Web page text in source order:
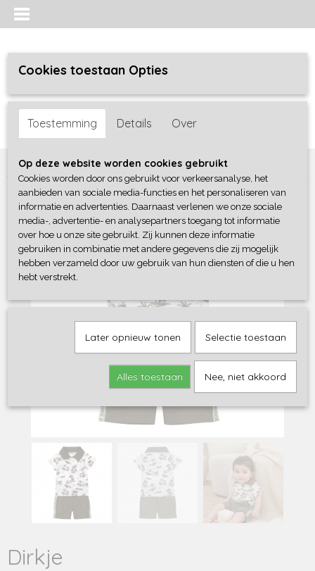
Inloggen Registreren
Home >Jongens baby>complete sets >Dirkje
Dirkje
Cookies toestaan Opties
Toestemming Details Over
Op deze website worden cookies gebruikt
Cookies worden door ons gebruikt voor verkeersanalyse, het
aanbieden van sociale media-functies en het personaliseren van
informatie en advertenties. Daarnaast verlenen we onze sociale
media-, advertentie- en analysepartners toegang tot informatie
over hoe u onze site gebruikt. Zij kunnen deze informatie
gebruiken in combinatie met andere gegevens die zij mogelijk
hebben verzameld door uw gebruik van hun diensten of die u hen
hebt verstrekt.
Later opnieuw tonen Selectie toestaan
Alles toestaan Nee, niet akkoord